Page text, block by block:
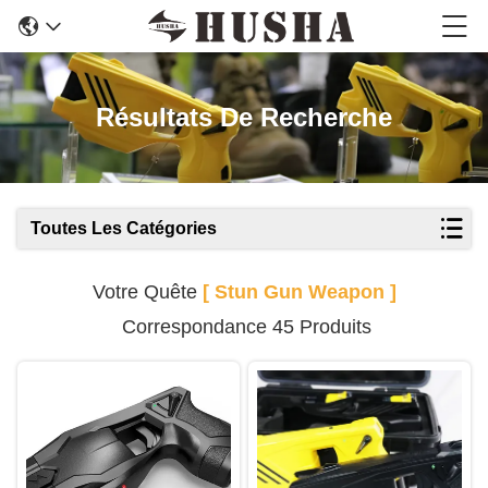
Résultats De Recherche
Toutes Les Catégories
Votre Quête [ Stun Gun Weapon ]
Correspondance 45 Produits